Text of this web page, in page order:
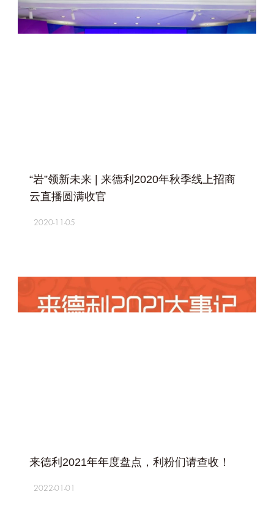
“岩”领新未来 | 来德利2020年秋季线上招商
云直播圆满收官
2020-11-05
来德利2021年年度盘点，利粉们请查收！
2022-01-01